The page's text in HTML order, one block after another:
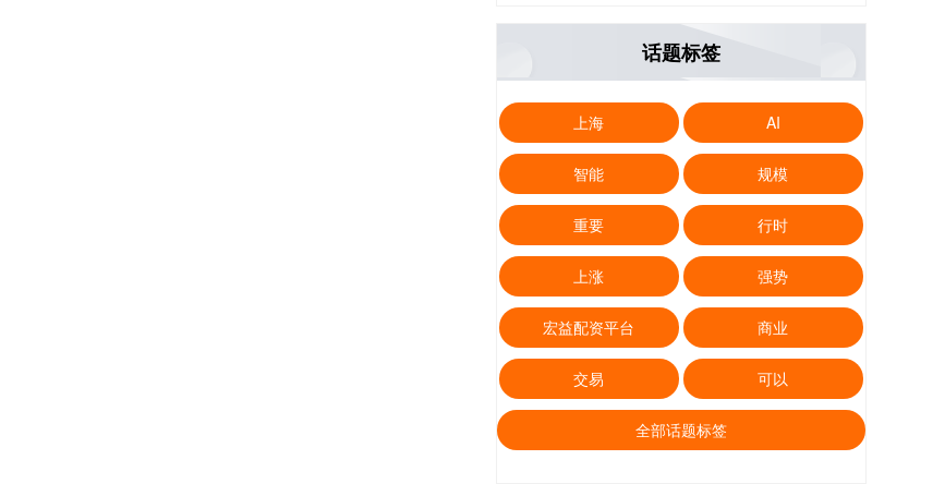
话题标签
上海 AI
智能 规模
重要 行时
上涨 强势
宏益配资平台 商业
交易 可以
全部话题标签